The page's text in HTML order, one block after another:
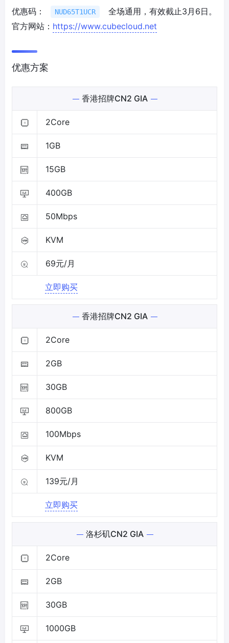
优惠码： NUD65T1UCR
全场通用，有效截止3月6日。
官方网站： https://www.cubecloud.net
优惠方案
香港招牌CN2 GIA
2Core
1GB
15GB
400GB
50Mbps
KVM
69元/月
立即购买
香港招牌CN2 GIA
2Core
2GB
30GB
800GB
100Mbps
KVM
139元/月
立即购买
洛杉矶CN2 GIA
2Core
2GB
30GB
1000GB